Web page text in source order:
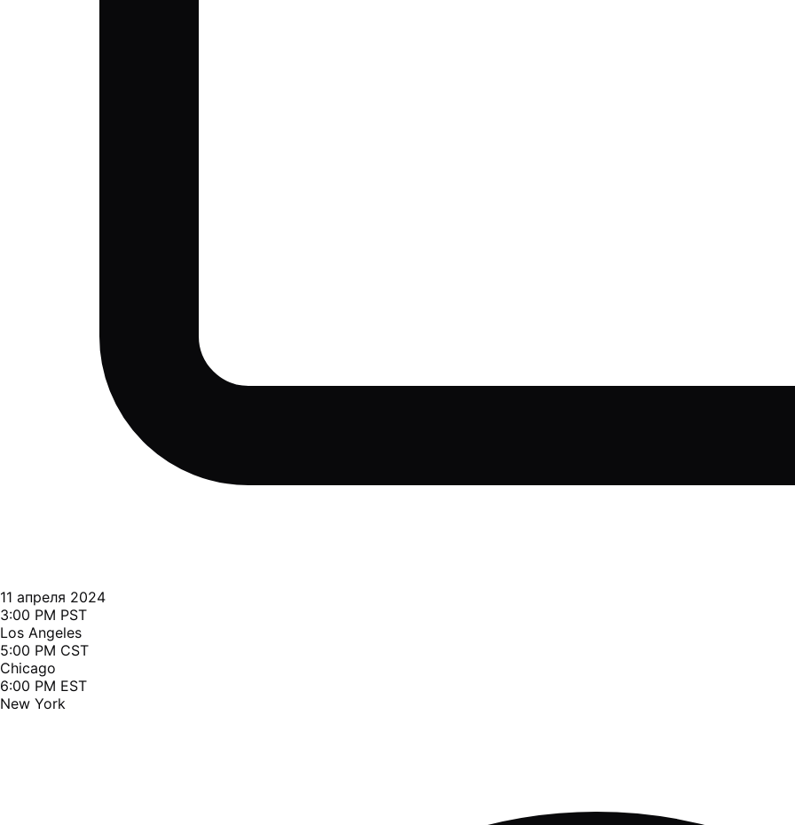
11 апреля 2024
3:00 PM PST
Los Angeles
5:00 PM CST
Chicago
6:00 PM EST
New York